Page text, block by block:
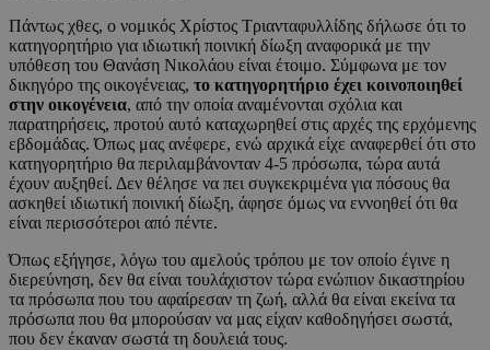
Πάντως χθες, ο νομικός Χρίστος Τριανταφυλλίδης δήλωσε ότι το
κατηγορητήριο για ιδιωτική ποινική δίωξη αναφορικά με την
υπόθεση του Θανάση Νικολάου είναι έτοιμο. Σύμφωνα με τον
δικηγόρο της οικογένειας, το κατηγορητήριο έχει κοινοποιηθεί
στην οικογένεια, από την οποία αναμένονται σχόλια και
παρατηρήσεις, προτού αυτό καταχωρηθεί στις αρχές της ερχόμενης
εβδομάδας. Όπως μας ανέφερε, ενώ αρχικά είχε αναφερθεί ότι στο
κατηγορητήριο θα περιλαμβάνονταν 4-5 πρόσωπα, τώρα αυτά
έχουν αυξηθεί. Δεν θέλησε να πει συγκεκριμένα για πόσους θα
ασκηθεί ιδιωτική ποινική δίωξη, άφησε όμως να εννοηθεί ότι θα
είναι περισσότεροι από πέντε.
Όπως εξήγησε, λόγω του αμελούς τρόπου με τον οποίο έγινε η
διερεύνηση, δεν θα είναι τουλάχιστον τώρα ενώπιον δικαστηρίου
τα πρόσωπα που του αφαίρεσαν τη ζωή, αλλά θα είναι εκείνα τα
πρόσωπα που θα μπορούσαν να μας είχαν καθοδηγήσει σωστά,
που δεν έκαναν σωστά τη δουλειά τους.